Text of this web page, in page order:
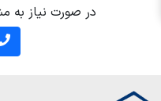
در صورت نیاز به